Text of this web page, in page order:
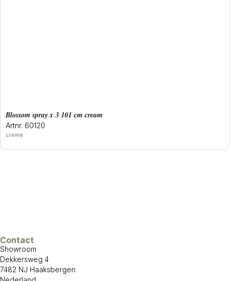
blossom spray x 3 101 cm cream
Artnr. 60120
creme
Contact
Showroom
Dekkersweg 4
7482 NJ Haaksbergen